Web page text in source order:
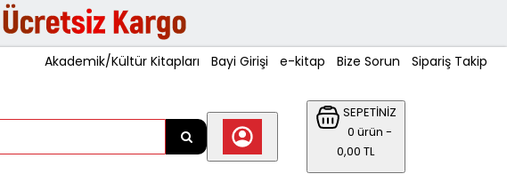
Akademik/Kültür Kitapları Bayi Girişi e-kitap Bize Sorun Sipariş Takip
SEPETİNİZ
0 ürün -
0,00 TL